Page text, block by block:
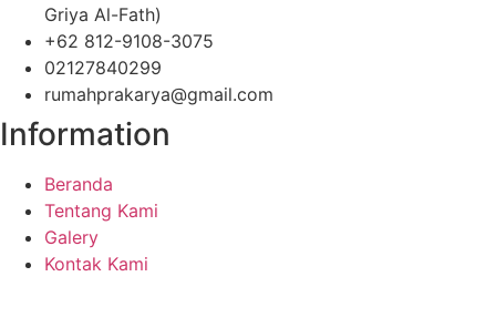
Griya Al-Fath)
+62 812-9108-3075
02127840299
rumahprakarya@gmail.com
Information
Beranda
Tentang Kami
Galery
Kontak Kami